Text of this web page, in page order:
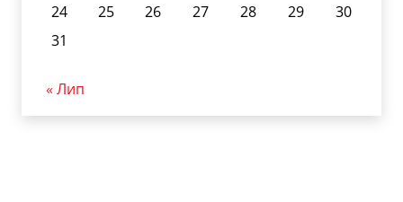
24
25 26 27 28 29
30
31
« Лип